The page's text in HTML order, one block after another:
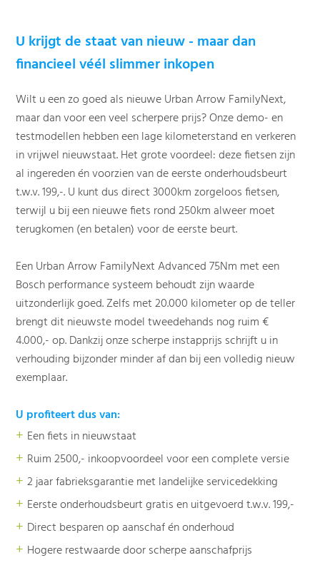
U krijgt de staat van nieuw - maar dan
financieel véél slimmer inkopen
Wilt u een zo goed als nieuwe Urban Arrow FamilyNext,
maar dan voor een veel scherpere prijs? Onze demo- en
testmodellen hebben een lage kilometerstand en verkeren
in vrijwel nieuwstaat. Het grote voordeel: deze fietsen zijn
al ingereden én voorzien van de eerste onderhoudsbeurt
t.w.v. 199,-. U kunt dus direct 3000km zorgeloos fietsen,
terwijl u bij een nieuwe fiets rond 250km alweer moet
terugkomen (en betalen) voor de eerste beurt.
Een Urban Arrow FamilyNext Advanced 75Nm met een
Bosch performance systeem behoudt zijn waarde
uitzonderlijk goed. Zelfs met 20.000 kilometer op de teller
brengt dit nieuwste model tweedehands nog ruim €
4.000,- op. Dankzij onze scherpe instapprijs schrijft u in
verhouding bijzonder minder af dan bij een volledig nieuw
exemplaar.
U profiteert dus van:
+ Een fiets in nieuwstaat
+ Ruim 2500,- inkoopvoordeel voor een complete versie
+2 jaar fabrieksgarantie met landelijke servicedekking
+ Eerste onderhoudsbeurt gratis en uitgevoerd t.w.v. 199,-
+ Direct besparen op aanschaf én onderhoud
+ Hogere restwaarde door scherpe aanschafprijs